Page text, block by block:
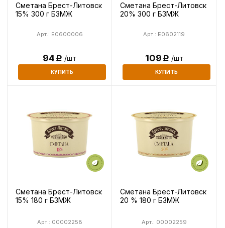
Сметана Брест-Литовск
15% 300 г БЗМЖ
Арт.: E0600006
94Р /шт
КУПИТЬ
Сметана Брест-Литовск
20% 300 г БЗМЖ
Арт.: E0602119
109Р /шт
КУПИТЬ
Сметана Брест-Литовск
15% 180 г БЗМЖ
Арт.: 00002258
Сметана Брест-Литовск
20 % 180 г БЗМЖ
Арт.: 00002259